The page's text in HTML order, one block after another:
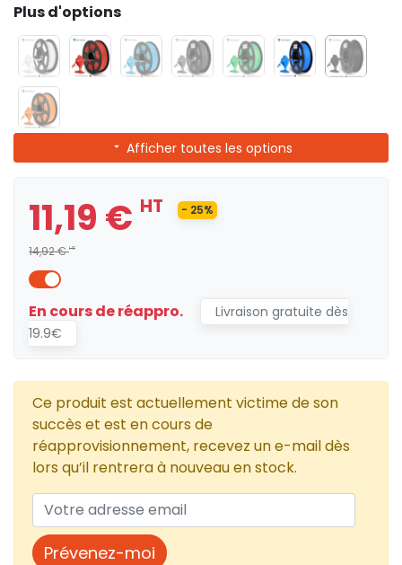
Plus d'options
Afficher toutes les options
11,19 € HT
14,92 €HT
- 25%
En cours de réappro.
Livraison gratuite dès
19.9€
Ce produit est actuellement victime de son
succès et est en cours de
réapprovisionnement, recevez un e-mail dès
lors qu’il rentrera à nouveau en stock.
Prévenez-moi